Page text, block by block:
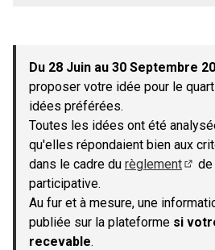
−
Du 28 Juin au 30 Septembre
proposer votre idée pour le
idées préférées.
Toutes les idées ont été
qu'elles répondaient bien aux
dans le cadre du règlement
de
participative.
Au fur et à mesure, une
publiée sur la plateforme si
recevable.